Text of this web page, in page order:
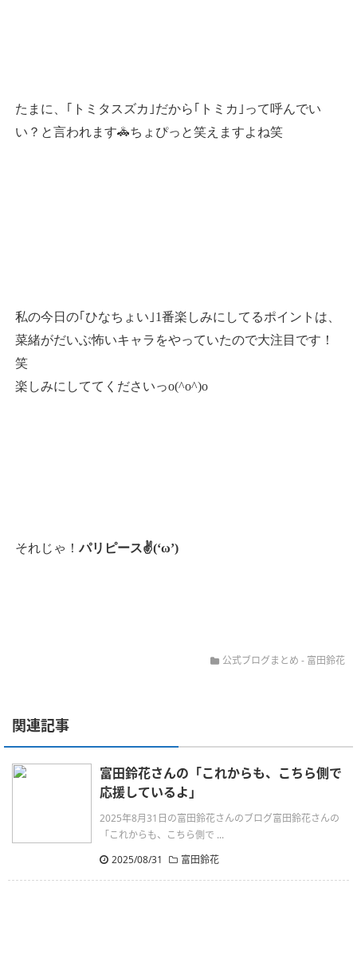
たまに、｢トミタスズカ｣だから｢トミカ｣って呼んでい
い？と言われます🚓ちょぴっと笑えますよね笑
私の今日の｢ひなちょい｣1番楽しみにしてるポイントは、
菜緒がだいぶ怖いキャラをやっていたので大注目です！
笑
楽しみにしててくださいっo(^o^)o
それじゃ！パリピース✌(‘ω’)
公式ブログまとめ - 富田鈴花
関連記事
富田鈴花さんの「これからも、こちら側で
応援しているよ」
2025年8月31日の富田鈴花さんのブログ富田鈴花さんの
「これからも、こちら側で ...
2025/08/31
富田鈴花